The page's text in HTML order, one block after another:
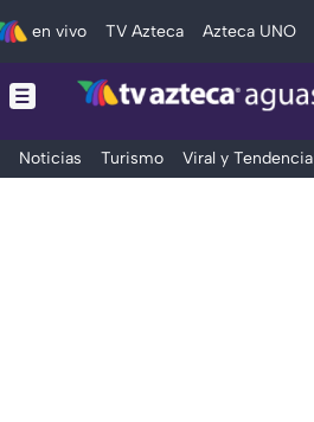
en vivo TV Azteca Azteca UNO
Noticias Turismo Viral y Tendencia